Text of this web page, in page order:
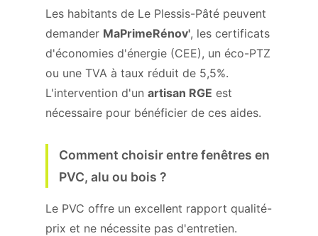
Les habitants de Le Plessis-Pâté peuvent
demander MaPrimeRénov', les certificats
d'économies d'énergie (CEE), un éco-PTZ
ou une TVA à taux réduit de 5,5%.
L'intervention d'un artisan RGE est
nécessaire pour bénéficier de ces aides.
Comment choisir entre fenêtres en
PVC, alu ou bois ?
Le PVC offre un excellent rapport qualité-
prix et ne nécessite pas d'entretien.